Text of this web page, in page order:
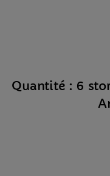
Quantité : 6